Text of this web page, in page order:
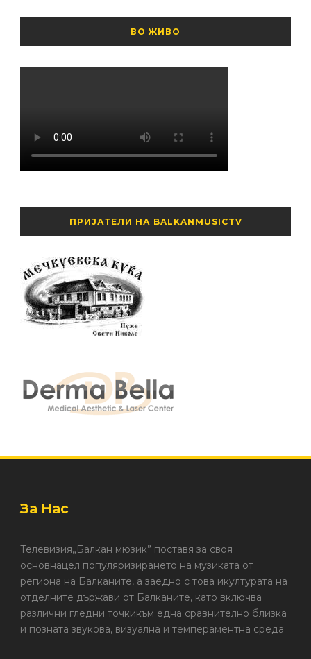
ВО ЖИВО
ПРИЈАТЕЛИ НА BALKANMUSICTV
За Нас
Телевизия„Балкан мюзик” поставя за своя
основнацел популяризирането на музиката от
региона на Балканите, а заедно с това икултурата на
отделните държави от Балканите, като включва
различни гледни точкикъм една сравнително близка
и позната звукова, визуална и темпераментна среда